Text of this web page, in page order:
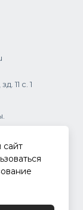
11 с. 1